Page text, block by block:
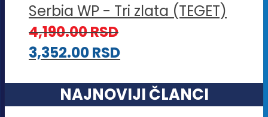
Serbia WP - Tri zlata (TEGET)
4,190.00RSD
3,352.00RSD
NAJNOVIJI ČLANCI